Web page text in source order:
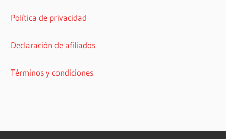
Política de privacidad
Declaración de afiliados
Términos y condiciones